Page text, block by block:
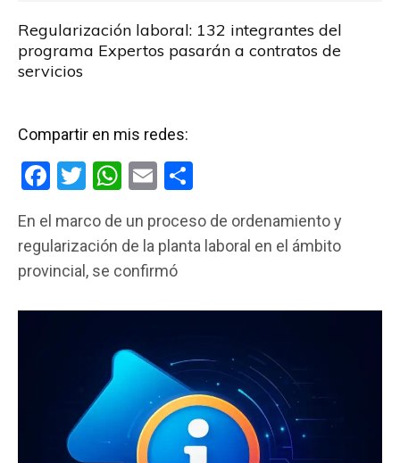
Regularización laboral: 132 integrantes del
programa Expertos pasarán a contratos de
servicios
Compartir en mis redes:
F
ce
b
o
T
tt
er
W
at
s
p
p
E
ail m
p
tir
En el marco de un proceso de ordenamiento y
regularización de la planta laboral en el ámbito
provincial, se confirmó